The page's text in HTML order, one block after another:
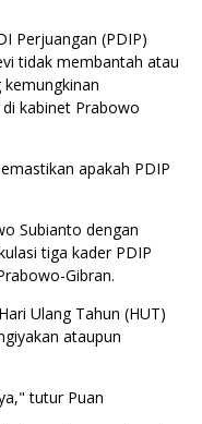
Perjuangan (PDIP)
tidak membantah atau
kabinet Prabowo
apakah PDIP
Subianto dengan
tiga kader PDIP
Gibran.
Ulang Tahun (HUT)
ataupun
tutur Puan